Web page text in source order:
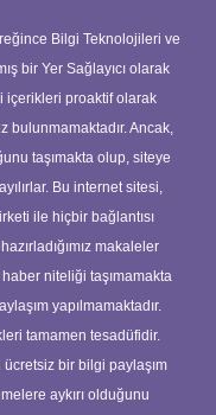
Bilgi Teknolojileri ve
bir Yer Sağlayıcı olarak
içerikleri proaktif olarak
bulunmamaktadır. Ancak,
taşımakta olup, siteye
Bu internet sitesi,
ile hiçbir bağlantısı
makaleler
niteliği taşımamakta
yapılmamaktadır.
tamamen tesadüfidir.
bir bilgi paylaşım
aykırı olduğunu